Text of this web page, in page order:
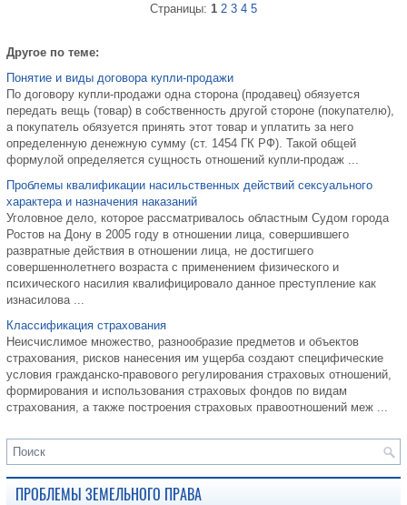
Страницы: 1 2 3 4 5
Другое по теме:
Понятие и виды договора купли-продажи
По договору купли-продажи одна сторона (продавец) обязуется
передать вещь (товар) в собственность другой стороне (покупателю),
а покупатель обязуется принять этот товар и уплатить за него
определенную денежную сумму (ст. 1454 ГК РФ). Такой общей
формулой определяется сущность отношений купли-продаж ...
Проблемы квалификации насильственных действий сексуального
характера и назначения наказаний
Уголовное дело, которое рассматривалось областным Судом города
Ростов на Дону в 2005 году в отношении лица, совершившего
развратные действия в отношении лица, не достигшего
совершеннолетнего возраста с применением физического и
психического насилия квалифицировало данное преступление как
изнасилова ...
Классификация страхования
Неисчислимое множество, разнообразие предметов и объектов
страхования, рисков нанесения им ущерба создают специфические
условия гражданско-правового регулирования страховых отношений,
формирования и использования страховых фондов по видам
страхования, а также построения страховых правоотношений меж ...
ПРОБЛЕМЫ ЗЕМЕЛЬНОГО ПРАВА